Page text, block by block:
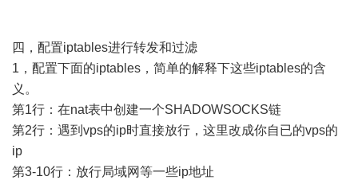
四，配置iptables进行转发和过滤
1，配置下面的iptables，简单的解释下这些iptables的含
义。
第1行：在nat表中创建一个SHADOWSOCKS链
第2行：遇到vps的ip时直接放行，这里改成你自已的vps的
ip
第3-10行：放行局域网等一些ip地址